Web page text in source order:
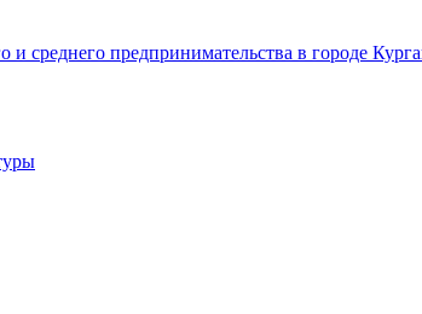
среднего предпринимательства в городе